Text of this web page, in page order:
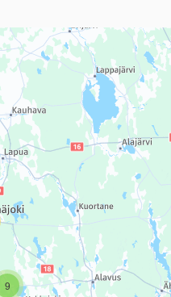
voi käyttää ruudunlukijalla,
9